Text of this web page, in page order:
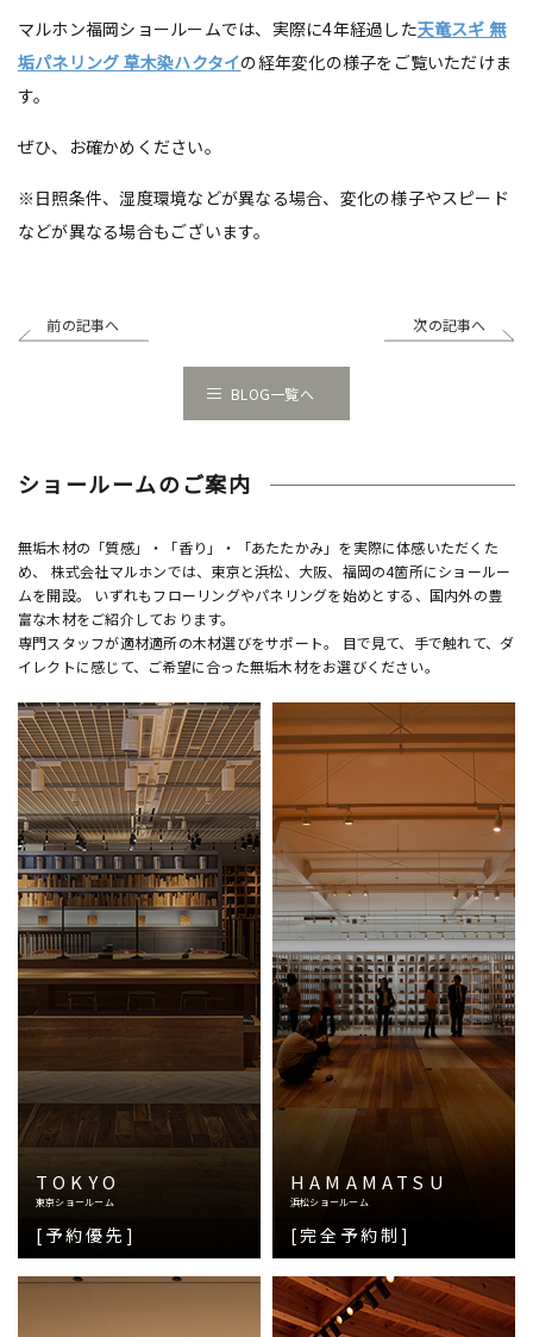
マルホン福岡ショールームでは、実際に4年経過した天竜スギ 無
垢パネリング 草木染ハクタイの経年変化の様子をご覧いただけま
す。
ぜひ、お確かめください。
※日照条件、湿度環境などが異なる場合、変化の様子やスピード
などが異なる場合もございます。
前の記事へ 次の記事へ
BLOG一覧へ
ショールームのご案内
無垢木材の「質感」・「香り」・「あたたかみ」を実際に体感いただくた
め、 株式会社マルホンでは、東京と浜松、大阪、福岡の4箇所にショールー
ムを開設。 いずれもフローリングやパネリングを始めとする、国内外の豊
富な木材をご紹介しております。
専門スタッフが適材適所の木材選びをサポート。 目で見て、手で触れて、ダ
イレクトに感じて、ご希望に合った無垢木材をお選びください。
TOKYO
東京ショールーム
[予約優先]
HAMAMATSU
浜松ショールーム
[完全予約制]